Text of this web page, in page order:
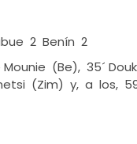
2 Benín 2
Mounie (Be), 35´
(Zim) y, a los,